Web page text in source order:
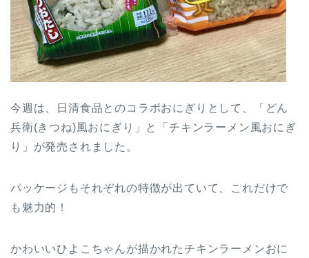
今週は、日清食品とのコラボおにぎりとして、「どん
兵衛(きつね)風おにぎり」と「チキンラーメン風おにぎ
り」が発売されました。
パッケージもそれぞれの特徴が出ていて、これだけで
も魅力的！
かわいいひよこちゃんが描かれたチキンラーメンおに